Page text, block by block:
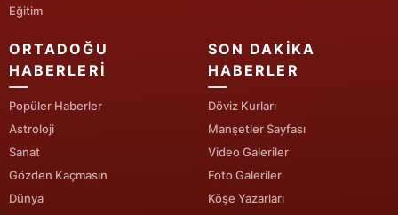
Nevşehir
Niğde
Ordu
Rize
Sakarya
Eğitim
ORTADOĞU
HABERLERI
Popüler Haberler
Astroloji
Sanat
Gözden Kaçmasın
Dünya
SON DAKIKA
HABERLER
Döviz Kurları
Manşetler Sayfası
Video Galeriler
Foto Galeriler
Köşe Yazarları